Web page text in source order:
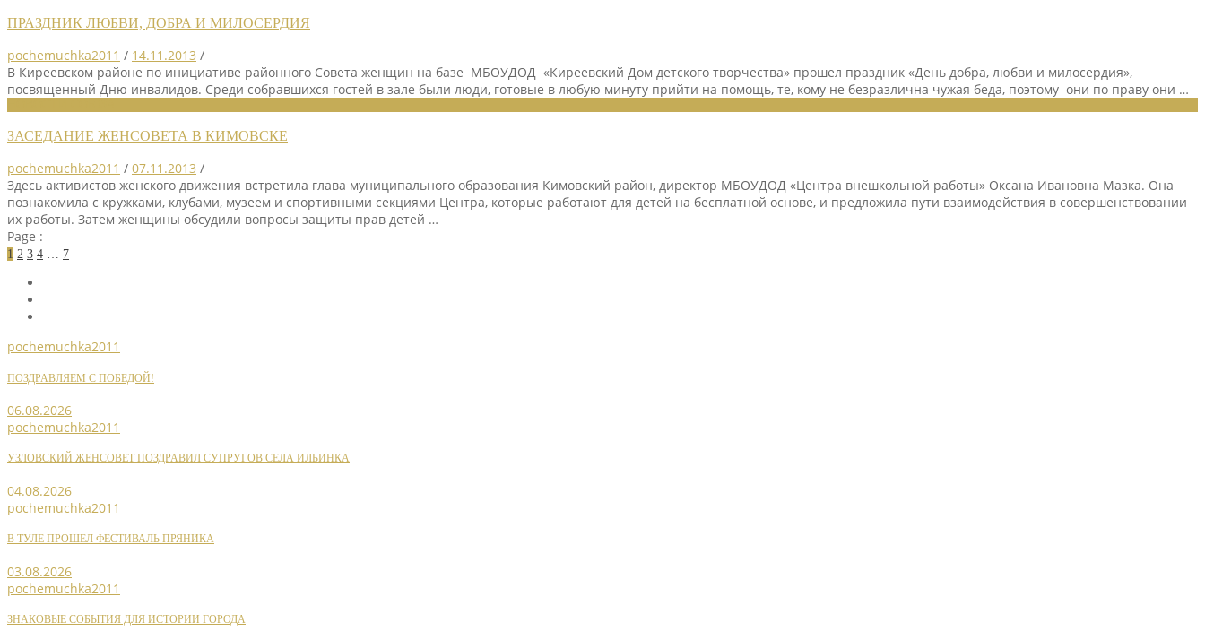
ПРАЗДНИК ЛЮБВИ, ДОБРА И МИЛОСЕРДИЯ
pochemuchka2011 / 14.11.2013 /
В Киреевском районе по инициативе районного Совета женщин на базе МБОУДОД «Киреевский Дом детского творчества» прошел праздник «День добра, любви и милосердия»,
посвященный Дню инвалидов. Среди собравшихся гостей в зале были люди, готовые в любую минуту прийти на помощь, те, кому не безразлична чужая беда, поэтому они по праву они …
ЗАСЕДАНИЕ ЖЕНСОВЕТА В КИМОВСКЕ
pochemuchka2011 / 07.11.2013 /
Здесь активистов женского движения встретила глава муниципального образования Кимовский район, директор МБОУДОД «Центра внешкольной работы» Оксана Ивановна Мазка. Она
познакомила с кружками, клубами, музеем и спортивными секциями Центра, которые работают для детей на бесплатной основе, и предложила пути взаимодействия в совершенствовании
их работы. Затем женщины обсудили вопросы защиты прав детей …
Page :
1 2 3 4 … 7
pochemuchka2011
ПОЗДРАВЛЯЕМ С ПОБЕДОЙ!
06.08.2026
pochemuchka2011
УЗЛОВСКИЙ ЖЕНСОВЕТ ПОЗДРАВИЛ СУПРУГОВ СЕЛА ИЛЬИНКА
04.08.2026
pochemuchka2011
В ТУЛЕ ПРОШЕЛ ФЕСТИВАЛЬ ПРЯНИКА
03.08.2026
pochemuchka2011
ЗНАКОВЫЕ СОБЫТИЯ ДЛЯ ИСТОРИИ ГОРОДА